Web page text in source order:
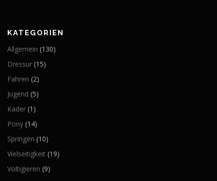
KATEGORIEN
Allgemein (130)
Dressur (15)
Fahren (2)
Jugend (5)
Kader (1)
Pony (14)
Springen (10)
Vielseitigkeit (19)
Voltigieren (9)